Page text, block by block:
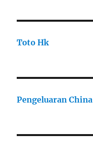
Toto Hk
Pengeluaran China